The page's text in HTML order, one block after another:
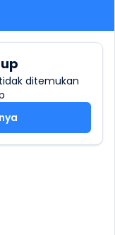
ditemukan